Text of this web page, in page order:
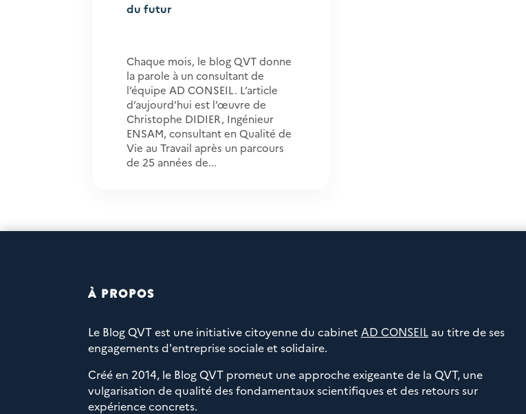
du futur
Chaque mois, le blog QVT donne
la parole à un consultant de
l’équipe AD CONSEIL. L’article
d’aujourd’hui est l’œuvre de
Christophe DIDIER, Ingénieur
ENSAM, consultant en Qualité de
Vie au Travail après un parcours
de 25 années de...
À PROPOS
Le Blog QVT est une initiative citoyenne du cabinet AD CONSEILau titre de ses
engagements d'entreprise sociale et solidaire.
Créé en 2014, le Blog QVT promeut une approche exigeante de la QVT, une
vulgarisation de qualité des fondamentaux scientifiques et des retours sur
expérience concrets.